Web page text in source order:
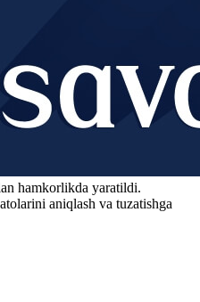
hamkorlikda yaratildi.
aniqlash va tuzatishga